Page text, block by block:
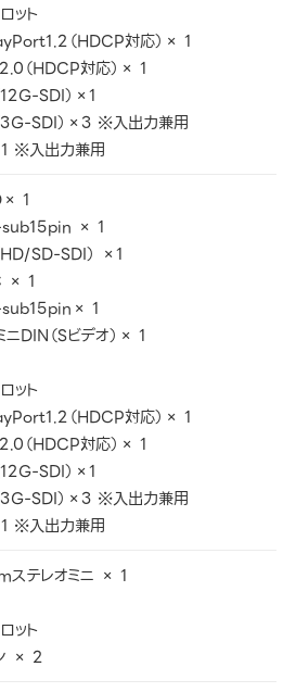
ット
（HDCP対応）× 1
（HDCP対応）× 1
SDI）×1
3G-SDI）×3 ※入出力兼用
※入出力兼用
1
sub15pin × 1
SD-SDI） ×1
× 1
sub15pin× 1
ニDIN（Sビデオ）× 1
ット
（HDCP対応）× 1
（HDCP対応）× 1
SDI）×1
3G-SDI）×3 ※入出力兼用
※入出力兼用
テレオミニ × 1
ット
× 2